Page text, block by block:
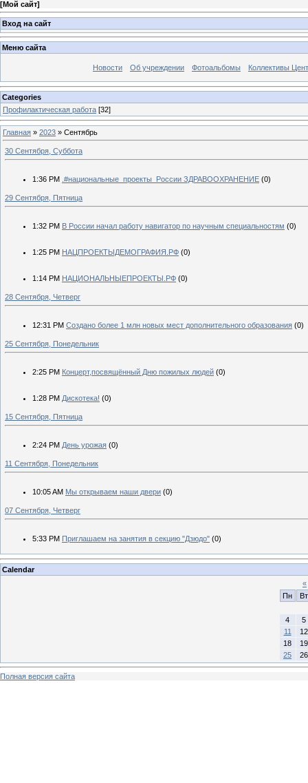
[Мой сайт]
Вход на сайт
Меню сайта
Новости Об учреждении Фотоальбомы Коллективы
Categories
Профилактическая работа [32]
Главная » 2023 » Сентябрь
30 Сентября, Суббота
1:36 PM .#национальные_проекты_России ЗДРАВООХРАНЕНИЕ (0)
29 Сентября, Пятница
1:32 PM В России начал работу навигатор по научным специальностям (0)
1:25 PM НАЦПРОЕКТЫДЕМОГРАФИЯ.РФ (0)
1:14 PM НАЦИОНАЛЬНЫЕПРОЕКТЫ.РФ (0)
28 Сентября, Четверг
12:31 PM Создано более 1 млн новых мест дополнительного образования (0)
25 Сентября, Понедельник
2:25 PM Концерт,посвящённый Дню пожилых людей (0)
1:28 PM Дискотека! (0)
15 Сентября, Пятница
2:24 PM День урожая (0)
11 Сентября, Понедельник
10:05 AM Мы открываем наши двери (0)
07 Сентября, Четверг
5:33 PM Приглашаем на занятия в секцию "Дзюдо" (0)
Calendar
«
Пн
Вт
4
5
11
12
18
19
25
26
Полная версия сайта